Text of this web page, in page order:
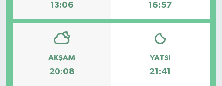
13:06 16:57
AKŞAM
20:08
YATSI
21:41